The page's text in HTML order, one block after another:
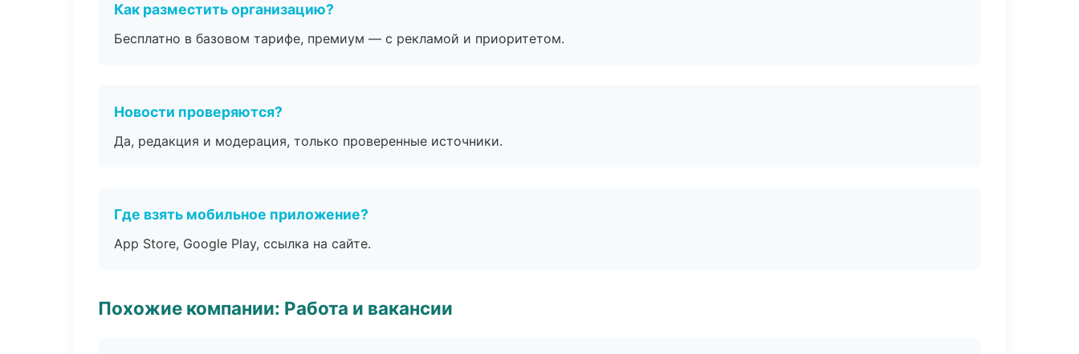
Как разместить организацию?
Бесплатно в базовом тарифе, премиум — с рекламой и приоритетом.
Новости проверяются?
Да, редакция и модерация, только проверенные источники.
Где взять мобильное приложение?
App Store, Google Play, ссылка на сайте.
Похожие компании: Работа и вакансии